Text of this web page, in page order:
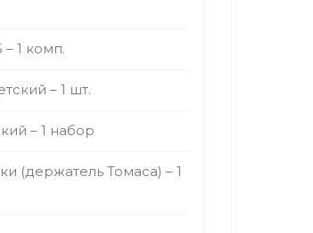
1 комп.
– 1 шт.
– 1 набор
(держатель Томаса) – 1